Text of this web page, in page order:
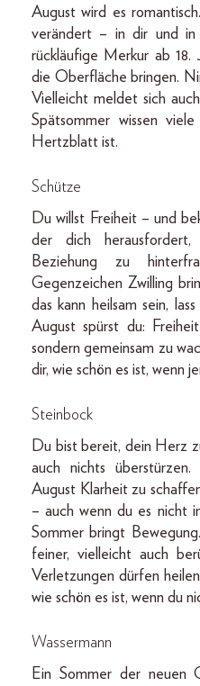
August wird es
verändert – in dir und
rückläufige Merkur ab
die Oberfläche bringen.
Vielleicht meldet sich
Spätsommer wissen
Hertzblatt ist.
Schütze
Du willst Freiheit – und
der dich
Beziehung zu
Gegenzeichen Zwilling
das kann heilsam sein,
August spürst du:
sondern gemeinsam zu
dir, wie schön es ist, wenn
Steinbock
Du bist bereit, dein Herz
auch nichts
August Klarheit zu
– auch wenn du es nicht
Sommer bringt
feiner, vielleicht auch
Verletzungen dürfen
wie schön es ist, wenn du
Wassermann
Ein Sommer der neuen